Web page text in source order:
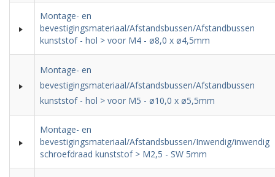
Montage- en
bevestigingsmateriaal/Afstandsbussen/Afstandbussen
kunststof - hol > voor M4 - ø8,0 x ø4,5mm
Montage- en
bevestigingsmateriaal/Afstandsbussen/Afstandbussen
kunststof - hol > voor M5 - ø10,0 x ø5,5mm
Montage- en
bevestigingsmateriaal/Afstandsbussen/Inwendig/inwendig
schroefdraad kunststof > M2,5 - SW 5mm